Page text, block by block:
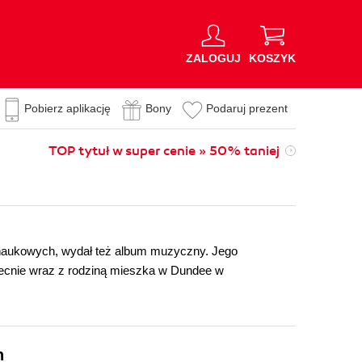
ZALOGUJ KOSZYK
Pobierz aplikację Bony Podaruj prezent
TOP tytuł w super cenie » 50% taniej
wydał też album muzyczny. Jego
wraz z rodziną mieszka w Dundee w